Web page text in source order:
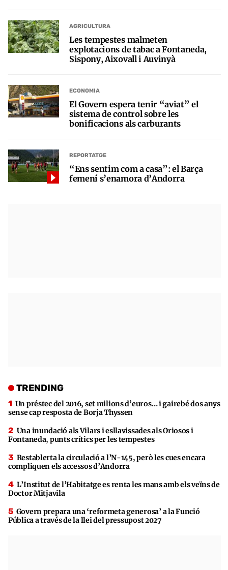
AGRICULTURA
Les tempestes malmeten
explotacions de tabac a Fontaneda,
Sispony, Aixovall i Auvinyà
ECONOMIA
El Govern espera tenir “aviat” el
sistema de control sobre les
bonificacions als carburants
REPORTATGE
“Ens sentim com a casa”: el Barça
femení s’enamora d’Andorra
TRENDING
Un préstec del 2016, set milions d’euros… i gairebé dos anys
sense cap resposta de Borja Thyssen
Una inundació als Vilars i esllavissades als Oriosos i
Fontaneda, punts crítics per les tempestes
Restablerta la circulació a l’N-145, però les cues encara
compliquen els accessos d’Andorra
L’Institut de l’Habitatge es renta les mans amb els veïns de
Doctor Mitjavila
Govern prepara una ‘reformeta generosa’ a la Funció
Pública a través de la llei del pressupost 2027